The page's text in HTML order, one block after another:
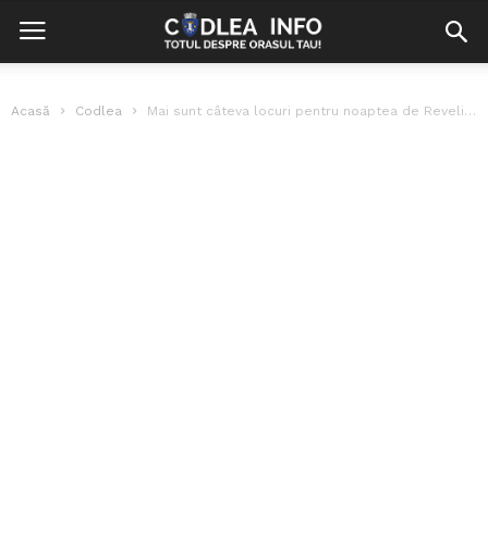
Acasă Codlea Mai sunt câteva locuri pentru noaptea de Revelion la Hanul lui Traian